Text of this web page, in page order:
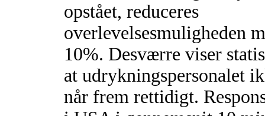
opstået, reduceres
overlevelsesmuligheden
10%. Desværre viser
at udrykningspersonalet
når frem rettidigt.